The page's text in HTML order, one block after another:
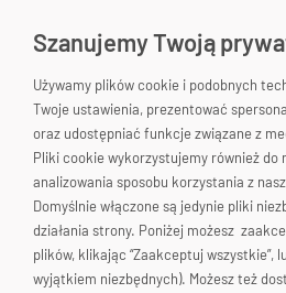
33-200 Dąbrowa
woj.
Polska
663-176-665
Szanujemy Twoją
Używamy plików cookie i podobnych
Twoje ustawienia, prezentować
oraz udostępniać funkcje związane z
Pliki cookie wykorzystujemy również do
analizowania sposobu korzystania z
Domyślnie włączone są jedynie pliki
działania strony. Poniżej możesz
plików, klikając “Zaakceptuj wszystkie”,
wyjątkiem niezbędnych). Możesz też